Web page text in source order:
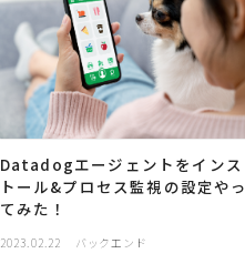
Datadogエージェントをインス
トール&プロセス監視の設定やっ
てみた！
2023.02.22 バックエンド